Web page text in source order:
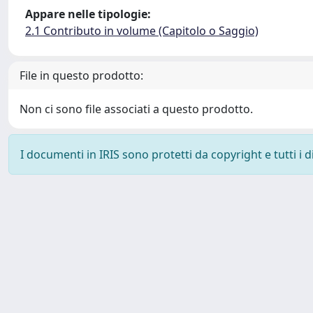
Appare nelle tipologie:
2.1 Contributo in volume (Capitolo o Saggio)
File in questo prodotto:
Non ci sono file associati a questo prodotto.
I documenti in IRIS sono protetti da copyright e tutti i